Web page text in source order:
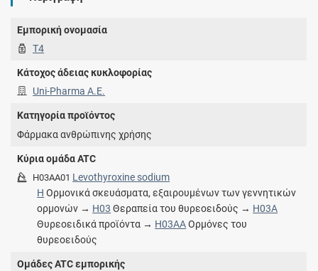
Εμπορική ονομασία
T4
Κάτοχος άδειας κυκλοφορίας
Uni-Pharma Α.Ε.
Κατηγορία προϊόντος
Φάρμακα ανθρώπινης χρήσης
Κύρια ομάδα ATC
H03AA01 Levothyroxine sodium
H Ορμονικά σκευάσματα, εξαιρουμένων των γεννητικών
ορμονών → H03 Θεραπεία του θυρεοειδούς → H03A
Θυρεοειδικά προϊόντα → H03AAΟρμόνες του
θυρεοειδούς
Ομάδες ATC εμπορικής